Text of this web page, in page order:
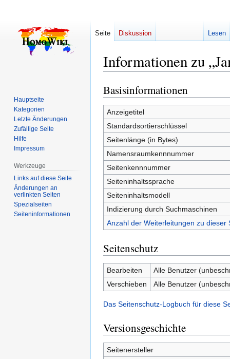
Informationen zu
Zur
Navigation
springen
Zur
Suche
springen
Basisinformationen
Anzeigetitel
Standardsortierschlüssel
Seitenlänge (in Bytes)
Namensraumkennnummer
Seitenkennnummer
Seiteninhaltssprache
Seiteninhaltsmodell
Indizierung durch Suchmaschinen
Anzahl der Weiterleitungen zu dieser
Seitenschutz
Bearbeiten
Alle Benutzer
Verschieben
Alle Benutzer
Das Seitenschutz-Logbuch für diese
Versionsgeschichte
Seitenersteller
Seite Diskussion Lesen
Hauptseite
Kategorien
Letzte Änderungen
Zufällige Seite
Hilfe
Impressum
Werkzeuge
Links auf diese Seite
Änderungen an
verlinkten Seiten
Spezialseiten
Seiten­­informationen